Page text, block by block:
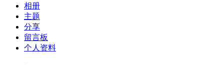
相册
主题
分享
留言板
个人资料